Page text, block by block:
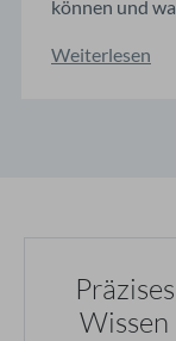
können und
Weiterlesen